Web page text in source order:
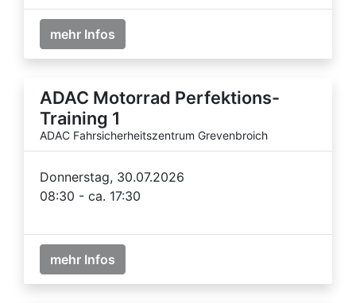
mehr Infos
ADAC Motorrad Perfektions-
Training 1
ADAC Fahrsicherheitszentrum Grevenbroich
Donnerstag, 30.07.2026
08:30 - ca. 17:30
mehr Infos